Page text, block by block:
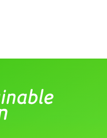
気に入りに
グインが必